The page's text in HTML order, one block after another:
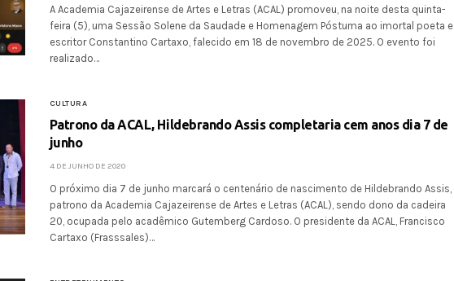
A Academia Cajazeirense de Artes e Letras (ACAL) promoveu, na noite desta quinta-
feira (5), uma Sessão Solene da Saudade e Homenagem Póstuma ao imortal poeta e
escritor Constantino Cartaxo, falecido em 18 de novembro de 2025. O evento foi
realizado…
CULTURA
Patrono da ACAL, Hildebrando Assis completaria cem anos dia 7 de
junho
4 DE JUNHO DE 2020
O próximo dia 7 de junho marcará o centenário de nascimento de Hildebrando Assis,
patrono da Academia Cajazeirense de Artes e Letras (ACAL), sendo dono da cadeira
20, ocupada pelo acadêmico Gutemberg Cardoso. O presidente da ACAL, Francisco
Cartaxo (Frasssales)…